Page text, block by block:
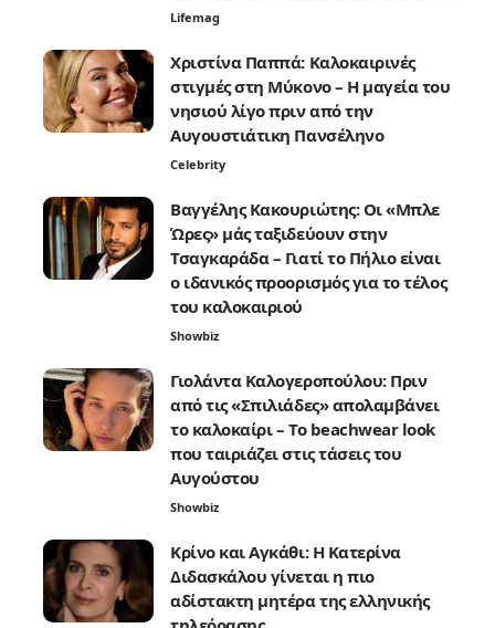
Lifemag
Χριστίνα Παππά: Καλοκαιρινές
στιγμές στη Μύκονο – Η μαγεία του
νησιού λίγο πριν από την
Αυγουστιάτικη Πανσέληνο
Celebrity
Βαγγέλης Κακουριώτης: Οι «Μπλε
Ώρες» μάς ταξιδεύουν στην
Τσαγκαράδα – Γιατί το Πήλιο είναι
ο ιδανικός προορισμός για το τέλος
του καλοκαιριού
Showbiz
Γιολάντα Καλογεροπούλου: Πριν
από τις «Σπιλιάδες» απολαμβάνει
το καλοκαίρι – Το beachwear look
που ταιριάζει στις τάσεις του
Αυγούστου
Showbiz
Κρίνο και Αγκάθι: Η Κατερίνα
Διδασκάλου γίνεται η πιο
αδίστακτη μητέρα της ελληνικής